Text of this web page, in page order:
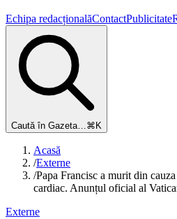
Echipa redacționalăContactPublicitate
Caută în Gazeta…⌘K
Acasă
/Externe
/Papa Francisc a murit din
cardiac. Anunțul oficial al
Externe